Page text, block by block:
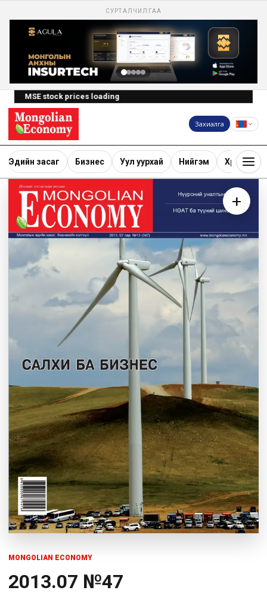
СУРТАЛЧИЛГАА
MSE stock prices loading
Захиалга
Эдийн засаг Бизнес Уул уурхай Нийгэм Хөрөнгө
+
MONGOLIAN ECONOMY
2013.07 №47